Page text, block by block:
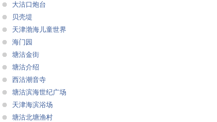
大沽口炮台
贝壳堤
天津渤海儿童世界
海门园
塘沽金街
塘沽介绍
西沽潮音寺
塘沽滨海世纪广场
天津海滨浴场
塘沽北塘渔村